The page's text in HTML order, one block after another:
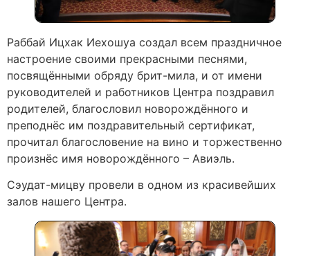
Раббай Ицхак Иехошуа создал всем праздничное
настроение своими прекрасными песнями,
посвящёнными обряду брит-мила, и от имени
руководителей и работников Центра поздравил
родителей, благословил новорождённого и
преподнёс им поздравительный сертификат,
прочитал благословение на вино и торжественно
произнёс имя новорождённого – Авиэль.
Сэудат-мицву провели в одном из красивейших
залов нашего Центра.